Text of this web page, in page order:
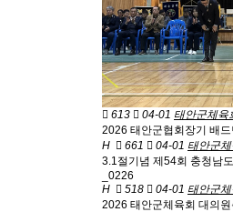
613 04-01 태안군체육
2026 태안군협회장기 배
H
661 04-01 태안군
3.1절기념 제54회 충청남
_0226
H
518 04-01 태안군
2026 태안군체육회 대의